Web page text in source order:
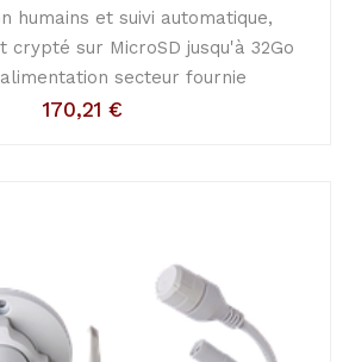
humains et suivi automatique,
crypté sur MicroSD jusqu'à 32Go
secteur fournie
170,21 €